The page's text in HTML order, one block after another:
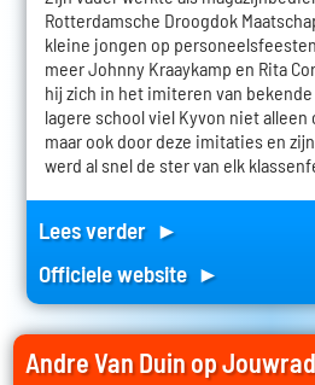
Rotterdamsche Droogdok
kleine jongen op
meer Johnny Kraaykamp en Rita
hij zich in het imiteren van
lagere school viel Kyvon niet alleen
maar ook door deze imitaties en
werd al snel de ster van elk
Lees verder ►
Officiele website ►
Andre Van Duin op